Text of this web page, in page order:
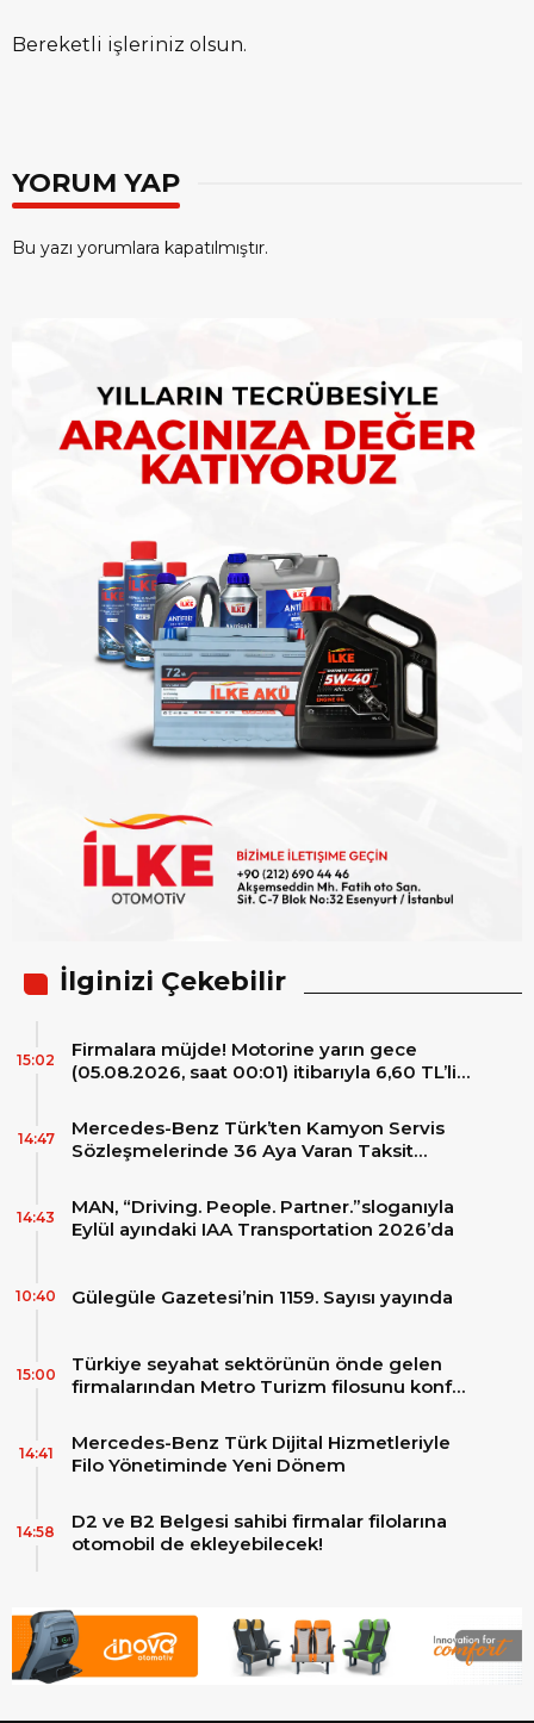
Bereketli işleriniz olsun.
YORUM YAP
Bu yazı yorumlara kapatılmıştır.
İlginizi Çekebilir
Firmalara müjde! Motorine yarın gece
(05.08.2026, saat 00:01) itibarıyla 6,60 TL’lik
15:02
Mercedes-Benz Türk’ten Kamyon Servis
Sözleşmelerinde 36 Aya Varan Taksit
14:47
MAN, “Driving. People. Partner.”sloganıyla
Eylül ayındaki IAA Transportation 2026’da
14:43
Gülegüle Gazetesi’nin 1159. Sayısı yayında
10:40
Türkiye seyahat sektörünün önde gelen
firmalarından Metro Turizm filosunu konfor
MAN Skyliner ile güçlendirdi!
15:00
Mercedes-Benz Türk Dijital Hizmetleriyle
Filo Yönetiminde Yeni Dönem
14:41
D2 ve B2 Belgesi sahibi firmalar filolarına
otomobil de ekleyebilecek!
14:58